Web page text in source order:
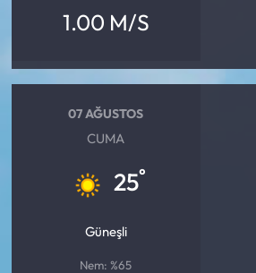
1.00 M/S
07 AĞUSTOS
CUMA
25°
Güneşli
Nem: %65